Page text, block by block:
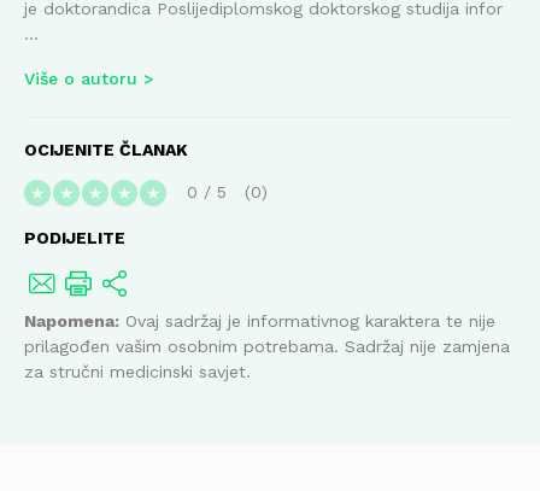
je doktorandica Poslijediplomskog doktorskog studija infor
...
Više o autoru
OCIJENITE ČLANAK
★ ★ ★ ★ ★ 0 / 5 0
PODIJELITE
Napomena: Ovaj sadržaj je informativnog karaktera te nije
prilagođen vašim osobnim potrebama. Sadržaj nije zamjena
za stručni medicinski savjet.